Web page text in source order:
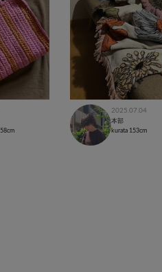
2025.07.04
本部
kurata 153cm